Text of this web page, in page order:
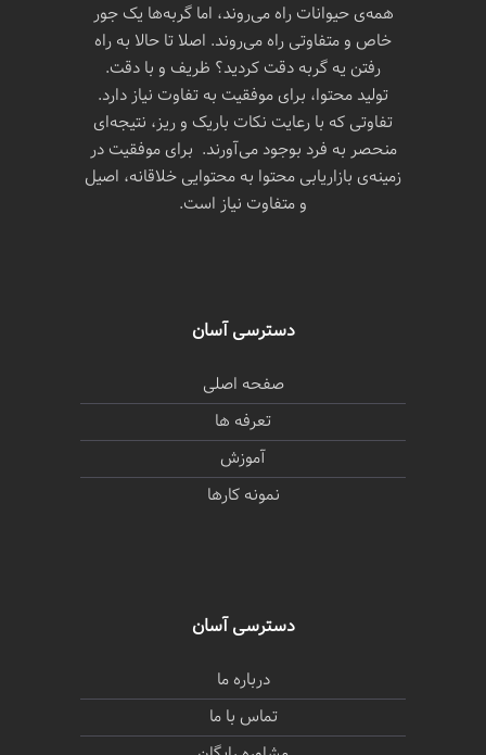
همه‌ی حیوانات راه می‌روند، اما گربه‌ها یک جور
خاص و متفاوتی راه می‌روند. اصلا تا حالا به راه
رفتن یه گربه دقت کردید؟ ظریف و با دقت.
تولید محتوا، برای موفقیت به تفاوت نیاز دارد.
تفاوتی که با رعایت نکات باریک و ریز، نتیجه‌ای
منحصر به فرد بوجود می‌آورند. برای موفقیت در
زمینه‌ی بازاریابی محتوا به محتوایی خلاقانه، اصیل
و متفاوت نیاز است.
دسترسی آسان
صفحه اصلی
تعرفه ها
آموزش
نمونه کارها
دسترسی آسان
درباره ما
تماس با ما